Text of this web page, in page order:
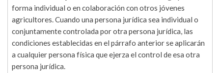
forma individual o en colaboración con otros jóvenes
agricultores. Cuando una persona jurídica sea individual o
conjuntamente controlada por otra persona jurídica, las
condiciones establecidas en el párrafo anterior se aplicarán
a cualquier persona física que ejerza el control de esa otra
persona jurídica.